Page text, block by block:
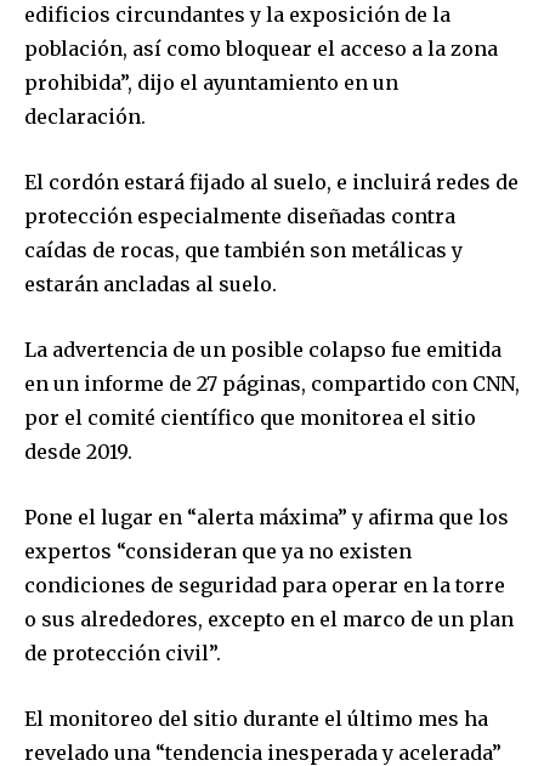
edificios circundantes y la exposición de la
población, así como bloquear el acceso a la zona
prohibida”, dijo el ayuntamiento en un
declaración.
El cordón estará fijado al suelo, e incluirá redes de
protección especialmente diseñadas contra
caídas de rocas, que también son metálicas y
estarán ancladas al suelo.
La advertencia de un posible colapso fue emitida
en un informe de 27 páginas, compartido con CNN,
por el comité científico que monitorea el sitio
desde 2019.
Pone el lugar en “alerta máxima” y afirma que los
expertos “consideran que ya no existen
condiciones de seguridad para operar en la torre
o sus alrededores, excepto en el marco de un plan
de protección civil”.
El monitoreo del sitio durante el último mes ha
revelado una “tendencia inesperada y acelerada”